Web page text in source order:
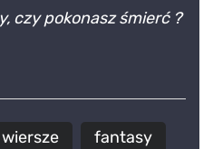
czy pokonasz śmierć ?
fantasy